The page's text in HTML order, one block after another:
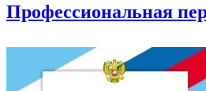
Профессиональная